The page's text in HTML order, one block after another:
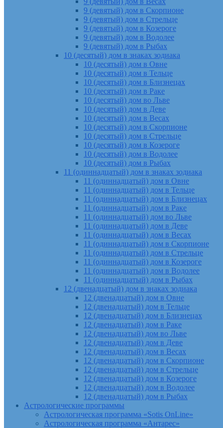
9 (девятый) дом в Скорпионе
9 (девятый) дом в Стрельце
9 (девятый) дом в Козероге
9 (девятый) дом в Водолее
9 (девятый) дом в Рыбах
10 (десятый) дом в знаках зодиака
10 (десятый) дом в Овне
10 (десятый) дом в Тельце
10 (десятый) дом в Близнецах
10 (десятый) дом в Раке
10 (десятый) дом во Льве
10 (десятый) дом в Деве
10 (десятый) дом в Весах
10 (десятый) дом в Скорпионе
10 (десятый) дом в Стрельце
10 (десятый) дом в Козероге
10 (десятый) дом в Водолее
10 (десятый) дом в Рыбах
11 (одиннадцатый) дом в знаках зодиака
11 (одиннадцатый) дом в Овне
11 (одиннадцатый) дом в Тельце
11 (одиннадцатый) дом в Близнецах
11 (одиннадцатый) дом в Раке
11 (одиннадцатый) дом во Льве
11 (одиннадцатый) дом в Деве
11 (одиннадцатый) дом в Весах
11 (одиннадцатый) дом в Скорпионе
11 (одиннадцатый) дом в Стрельце
11 (одиннадцатый) дом в Козероге
11 (одиннадцатый) дом в Водолее
11 (одиннадцатый) дом в Рыбах
12 (двенадцатый) дом в знаках зодиака
12 (двенадцатый) дом в Овне
12 (двенадцатый) дом в Тельце
12 (двенадцатый) дом в Близнецах
12 (двенадцатый) дом в Раке
12 (двенадцатый) дом во Льве
12 (двенадцатый) дом в Деве
12 (двенадцатый) дом в Весах
12 (двенадцатый) дом в Скорпионе
12 (двенадцатый) дом в Стрельце
12 (двенадцатый) дом в Козероге
12 (двенадцатый) дом в Водолее
12 (двенадцатый) дом в Рыбах
Астрологические программы
Астрологическая программа «Sotis OnLine»
Астрологическая программа «Антарес»